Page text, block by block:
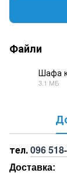
Файли
Шафа
3.1 МБ
тел.096
Доставка: